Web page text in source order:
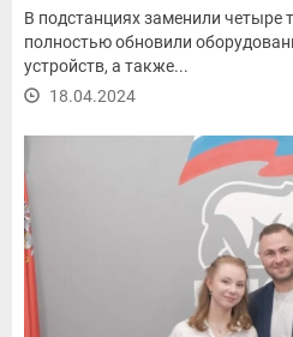
В подстанциях заменили четыре
полностью обновили
устройств, а также...
18.04.2024